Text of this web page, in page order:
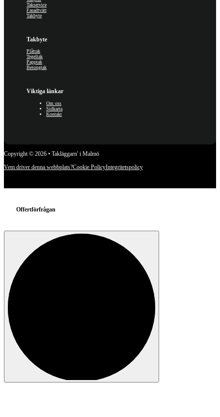
Takservice
Fasadtvätt
Takbyte
Takbyte
Plåttak
Tegeltak
Papptak
Betongtak
Viktiga länkar
Om oss
Sidkarta
Kontakt
Copyright © 2026 • Takläggarn' i Malmö
Vem driver denna webbplats?Cookie PolicyIntegritetspolicy
Offertförfrågan